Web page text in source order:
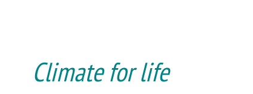
Climate for life